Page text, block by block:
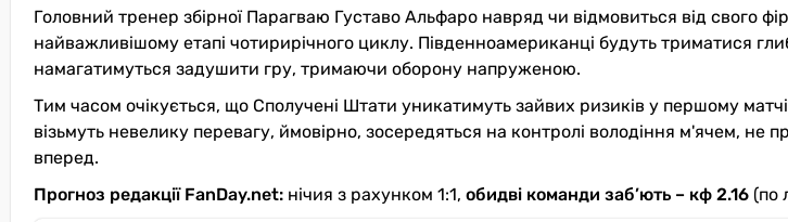
Головний тренер збірної Парагваю Густаво Альфаро навряд чи відмовиться від свого
найважливішому етапі чотирирічного циклу. Південноамериканці будуть триматися
намагатимуться задушити гру, тримаючи оборону напруженою.
Тим часом очікується, що Сполучені Штати уникатимуть зайвих ризиків у першому
візьмуть невелику перевагу, ймовірно, зосередяться на контролі володіння м'ячем, не
вперед.
Прогноз редакції FanDay.net: нічия з рахунком 1:1, обидві команди заб’ють – кф 2.16 (по